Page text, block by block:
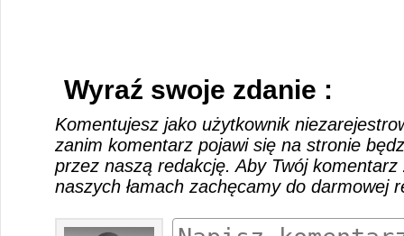
Wyraź swoje zdanie :
Komentujesz jako użytkownik
zanim komentarz pojawi się na stronie
przez naszą redakcję. Aby Twój
naszych łamach zachęcamy do darmowej